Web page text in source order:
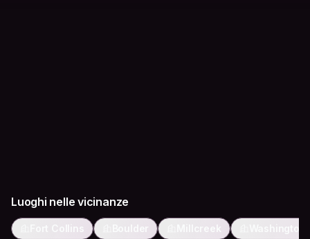
Luoghi nelle vicinanze
Fort Collins Boulder Millcreek Washington